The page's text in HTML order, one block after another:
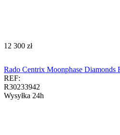
‍12 300‍ zł
Rado Centrix Moonphase Diamonds
REF:
R30233942
Wysyłka 24h